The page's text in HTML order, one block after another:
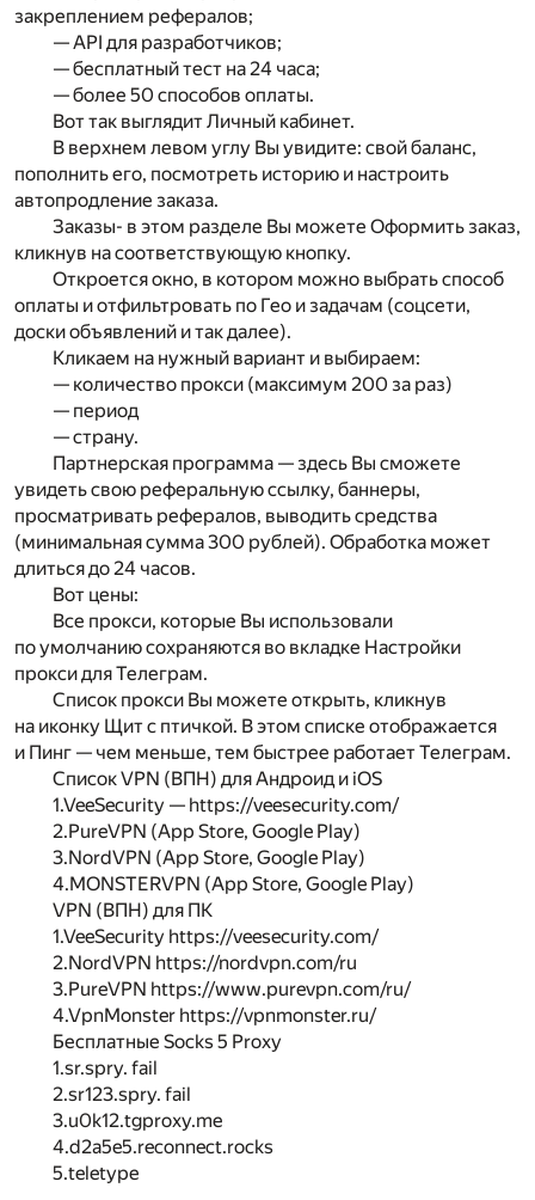
закреплением рефералов;
— API для разработчиков;
— бесплатный тест на 24 часа;
— более 50 способов оплаты.
Вот так выглядит Личный кабинет.
В верхнем левом углу Вы увидите: свой баланс,
пополнить его, посмотреть историю и настроить
автопродление заказа.
Заказы- в этом разделе Вы можете Оформить заказ,
кликнув на соответствующую кнопку.
Откроется окно, в котором можно выбрать способ
оплаты и отфильтровать по Гео и задачам (соцсети,
доски объявлений и так далее).
Кликаем на нужный вариант и выбираем:
— количество прокси (максимум 200 за раз)
— период
— страну.
Партнерская программа — здесь Вы сможете
увидеть свою реферальную ссылку, баннеры,
просматривать рефералов, выводить средства
(минимальная сумма 300 рублей). Обработка может
длиться до 24 часов.
Вот цены:
Все прокси, которые Вы использовали
по умолчанию сохраняются во вкладке Настройки
прокси для Телеграм.
Список прокси Вы можете открыть, кликнув
на иконку Щит с птичкой. В этом списке отображается
и Пинг — чем меньше, тем быстрее работает Телеграм.
Список VPN (ВПН) для Андроид и iOS
1.VeeSecurity — https://veesecurity.com/
2.PureVPN (App Store, Google Play)
3.NordVPN (App Store, Google Play)
4.MONSTERVPN (App Store, Google Play)
VPN (ВПН) для ПК
1.VeeSecurity https://veesecurity.com/
2.NordVPN https://nordvpn.com/ru
3.PureVPN https://www.purevpn.com/ru/
4.VpnMonster https://vpnmonster.ru/
Бесплатные Socks 5 Proxy
1.sr.spry. fail
2.sr123.spry. fail
3.u0k12.tgproxy.me
4.d2a5e5.reconnect.rocks
5.teletype